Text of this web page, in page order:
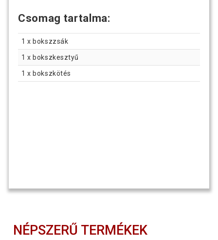
Csomag tartalma:
1 x bokszzsák
1 x bokszkesztyű
1 x bokszkötés
NÉPSZERŰ TERMÉKEK